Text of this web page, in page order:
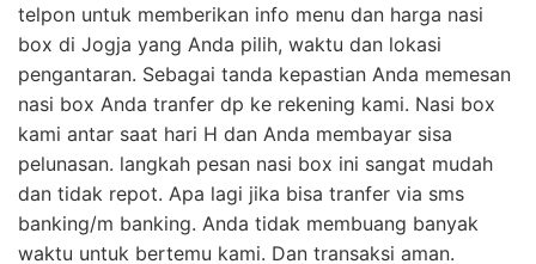
telpon untuk memberikan info menu dan harga nasi
box di Jogja yang Anda pilih, waktu dan lokasi
pengantaran. Sebagai tanda kepastian Anda memesan
nasi box Anda tranfer dp ke rekening kami. Nasi box
kami antar saat hari H dan Anda membayar sisa
pelunasan. langkah pesan nasi box ini sangat mudah
dan tidak repot. Apa lagi jika bisa tranfer via sms
banking/m banking. Anda tidak membuang banyak
waktu untuk bertemu kami. Dan transaksi aman.